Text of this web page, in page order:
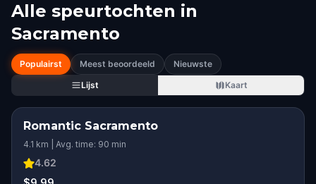
Alle speurtochten in
Sacramento
Populairst Meest beoordeeld
Nieuwste
Lijst
Kaart
Romantic Sacramento
4.1 km | Avg. time: 90 min
4.62